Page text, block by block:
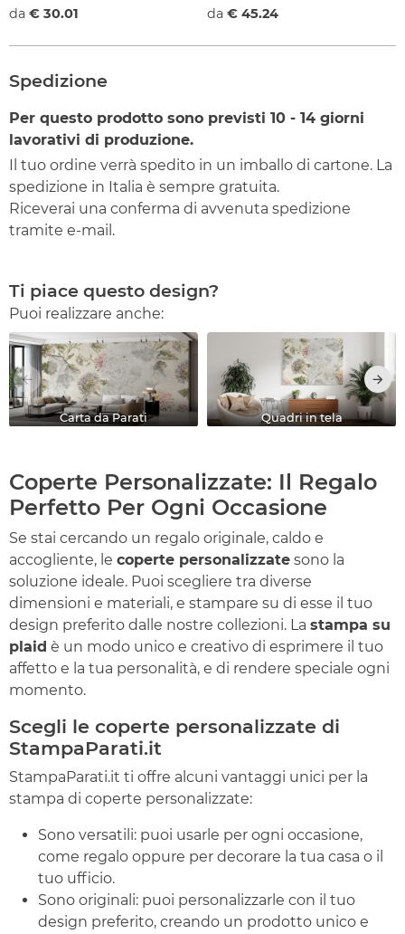
da € 30.01 da € 45.24
Spedizione
Per questo prodotto sono previsti 10 - 14 giorni
lavorativi di produzione.
Il tuo ordine verrà spedito in un imballo di cartone. La
spedizione in Italia è sempre gratuita.
Riceverai una conferma di avvenuta spedizione
tramite e-mail.
Ti piace questo design?
Puoi realizzare anche:
Carta da Parati Quadri in tela
Coperte Personalizzate: Il Regalo
Perfetto Per Ogni Occasione
Se stai cercando un regalo originale, caldo e
accogliente, le coperte personalizzate sono la
soluzione ideale. Puoi scegliere tra diverse
dimensioni e materiali, e stampare su di esse il tuo
design preferito dalle nostre collezioni. La stampa su
plaid è un modo unico e creativo di esprimere il tuo
affetto e la tua personalità, e di rendere speciale ogni
momento.
Scegli le coperte personalizzate di
StampaParati.it
StampaParati.it ti offre alcuni vantaggi unici per la
stampa di coperte personalizzate:
Sono versatili: puoi usarle per ogni occasione,
come regalo oppure per decorare la tua casa o il
tuo ufficio.
Sono originali: puoi personalizzarle con il tuo
design preferito, creando un prodotto unico e